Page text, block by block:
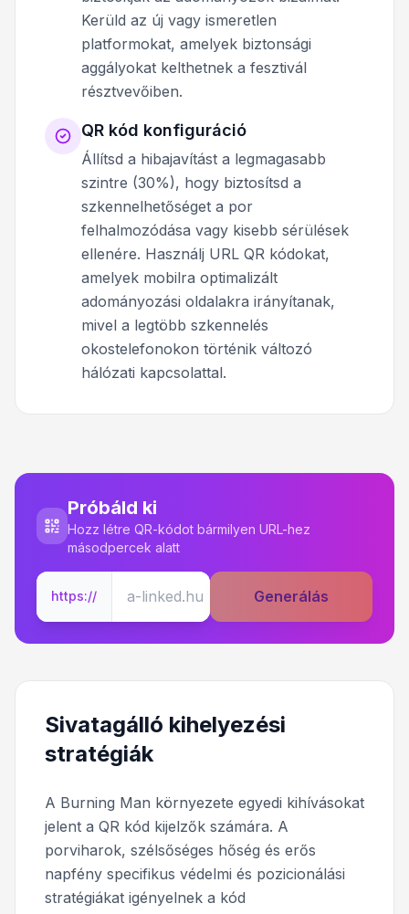
Kerüld az új vagy ismeretlen
platformokat, amelyek biztonsági
aggályokat kelthetnek a fesztivál
résztvevőiben.
QR kód konfiguráció
Állítsd a hibajavítást a legmagasabb
szintre (30%), hogy biztosítsd a
szkennelhetőséget a por
felhalmozódása vagy kisebb sérülések
ellenére. Használj URL QR kódokat,
amelyek mobilra optimalizált
adományozási oldalakra irányítanak,
mivel a legtöbb szkennelés
okostelefonokon történik változó
hálózati kapcsolattal.
Próbáld ki
Hozz létre QR-kódot bármilyen URL-hez
másodpercek alatt
https:// Generálás
Sivatagálló kihelyezési
stratégiák
A Burning Man környezete egyedi kihívásokat
jelent a QR kód kijelzők számára. A
porviharok, szélsőséges hőség és erős
napfény specifikus védelmi és pozicionálási
stratégiákat igényelnek a kód